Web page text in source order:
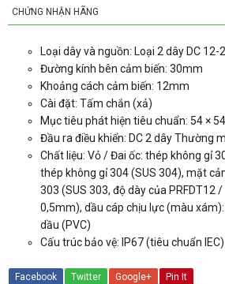
CHỨNG NHẬN HÃNG
Loại dây và nguồn: Loại 2 dây DC 12-
Đường kính bên cảm biến: 30mm
Khoảng cách cảm biến: 12mm
Cài đặt: Tấm chắn (xả)
Mục tiêu phát hiện tiêu chuẩn: 54 ×
Đầu ra điều khiển: DC 2 dây Thường
Chất liệu: Vỏ / Đai ốc: thép không gỉ
thép không gỉ 304 (SUS 304), mặt
303 (SUS 303, độ dày của PRFDT12
0,5mm), dầu cáp chịu lực (màu
dầu (PVC)
Cấu trúc bảo vệ: IP67 (tiêu chuẩn IEC)
Facebook Twitter Google+ Pin It